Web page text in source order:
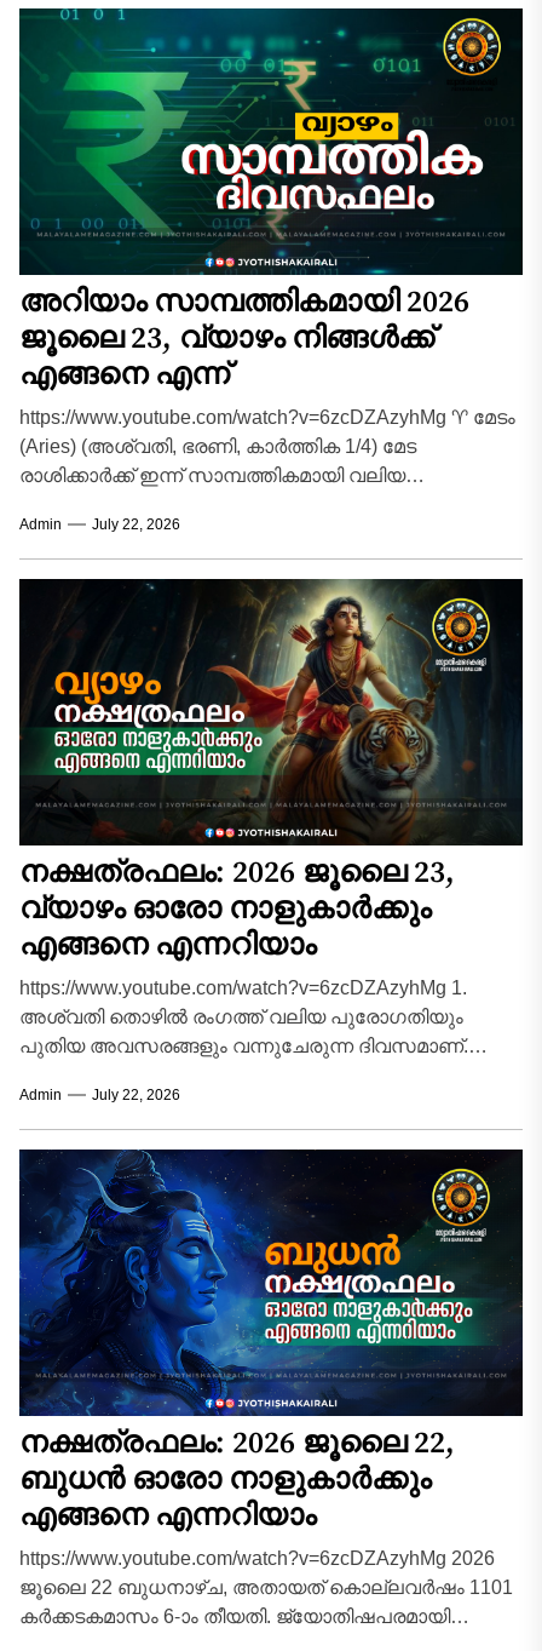
അറിയാം സാമ്പത്തികമായി 2026
ജൂലൈ 23, വ്യാഴം നിങ്ങൾക്ക്
എങ്ങനെ എന്ന്
https://www.youtube.com/watch?v=6zcDZAzyhMg ♈ മേടം
(Aries) (അശ്വതി, ഭരണി, കാർത്തിക 1/4) മേട
രാശിക്കാർക്ക് ഇന്ന് സാമ്പത്തികമായി വലിയ
നിക്ഷേപങ്ങളിൽ നിന്നോ കുടിശ്ശികയായി...
Admin July 22, 2026
നക്ഷത്രഫലം: 2026 ജൂലൈ 23,
വ്യാഴം ഓരോ നാളുകാർക്കും
എങ്ങനെ എന്നറിയാം
https://www.youtube.com/watch?v=6zcDZAzyhMg 1.
അശ്വതി തൊഴിൽ രംഗത്ത് വലിയ പുരോഗതിയും
പുതിയ അവസരങ്ങളും വന്നുചേരുന്ന ദിവസമാണ്.
പ്രത്യേക പ്രശംസയും പിന്തുണയും പ്രതീക്ഷിക്കാം.
നിർത്തിവെച്ച...
Admin July 22, 2026
നക്ഷത്രഫലം: 2026 ജൂലൈ 22,
ബുധൻ ഓരോ നാളുകാർക്കും
എങ്ങനെ എന്നറിയാം
https://www.youtube.com/watch?v=6zcDZAzyhMg 2026
ജൂലൈ 22 ബുധനാഴ്ച, അതായത് കൊല്ലവർഷം 1101
കർക്കടകമാസം 6-ാം തീയതി. ജ്യോതിഷപരമായി